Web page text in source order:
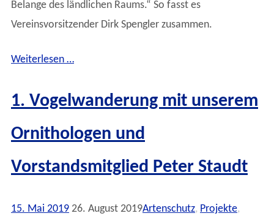
Belange des ländlichen Raums.“ So fasst es
Vereinsvorsitzender Dirk Spengler zusammen.
Weiterlesen …
1. Vogelwanderung mit unserem
Ornithologen und
Vorstandsmitglied Peter Staudt
15. Mai 2019 26. August 2019Artenschutz, Projekte,